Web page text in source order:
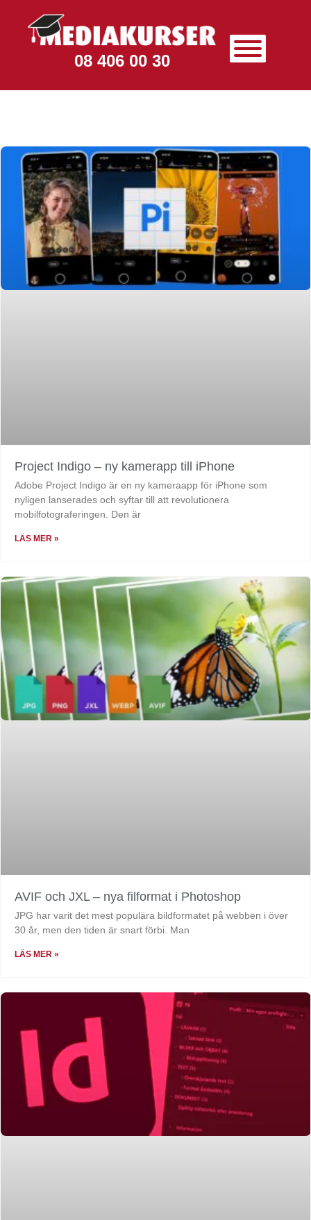
08 406 00 30
Project Indigo – ny kamerapp till iPhone
Adobe Project Indigo är en ny kameraapp för iPhone som
nyligen lanserades och syftar till att revolutionera
mobilfotograferingen. Den är
LÄS MER »
AVIF och JXL – nya filformat i Photoshop
JPG har varit det mest populära bildformatet på webben i över
30 år, men den tiden är snart förbi. Man
LÄS MER »